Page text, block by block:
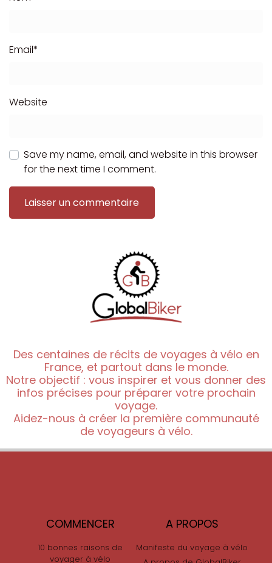
Email*
Website
Save my name, email, and website in this browser
for the next time I comment.
Des centaines de récits de voyages à vélo en
France, et partout dans le monde.
Notre objectif : vous inspirer et vous donner des
infos précises pour préparer votre prochain
voyage.
Aidez-nous à créer la première communauté
de voyageurs à vélo.
COMMENCER
10 bonnes raisons de
voyager à vélo
A PROPOS
Manifeste du voyage à vélo